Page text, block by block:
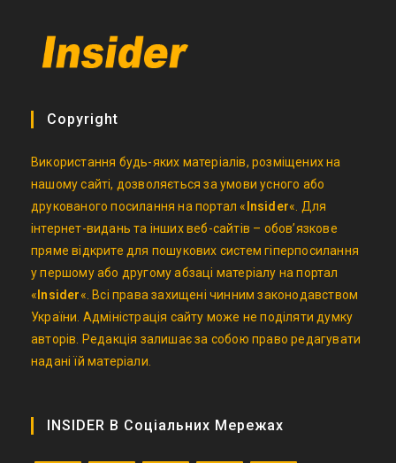
Copyright
Використання будь-яких матеріалів, розміщених на
нашому сайті, дозволяється за умови усного або
друкованого посилання на портал « Insider«. Для
інтернет-видань та інших веб-сайтів – обов’язкове
пряме відкрите для пошукових систем гіперпосилання
у першому або другому абзаці матеріалу на портал
« Insider«. Всі права захищені чинним законодавством
України. Адміністрація сайту може не поділяти думку
авторів. Редакція залишає за собою право редагувати
надані їй матеріали.
INSIDER В Соціальних Мережах